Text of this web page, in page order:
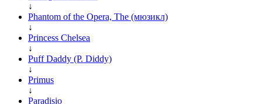
↓
Phantom of the Opera, The (мюзикл)
↓
Princess Chelsea
↓
Puff Daddy (P. Diddy)
↓
Primus
↓
Paradisio